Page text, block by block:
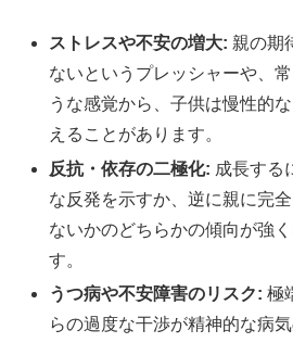
ストレスや不安の増大: 親の期
ないというプレッシャーや、
うな感覚から、子供は慢性的
えることがあります。
反抗・依存の二極化: 成長する
な反発を示すか、逆に親に完
ないかのどちらかの傾向が強
す。
うつ病や不安障害のリスク: 極
らの過度な干渉が精神的な病